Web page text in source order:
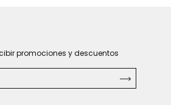
promociones y descuentos